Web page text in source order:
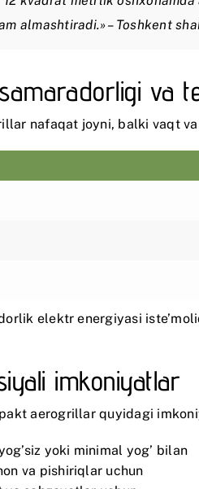
almashtiradi.» – Toshkent
va
nafaqat joyni, balki vaqt
elektr energiyasi
imkoniyatlar
aerogrillar quyidagi
yoki minimal yog’ bilan
va pishiriqlar uchun